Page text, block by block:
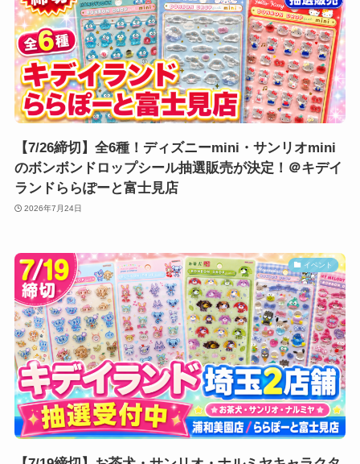
【7/26締切】全6種！ディズニーmini・サンリオmini
のボンボンドロップシール抽選販売が決定！＠キデイ
ランドららぽーと富士見店
2026年7月24日
イベント